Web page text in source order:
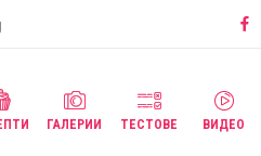
ГАЛЕРИИ ТЕСТОВЕ ВИДЕО